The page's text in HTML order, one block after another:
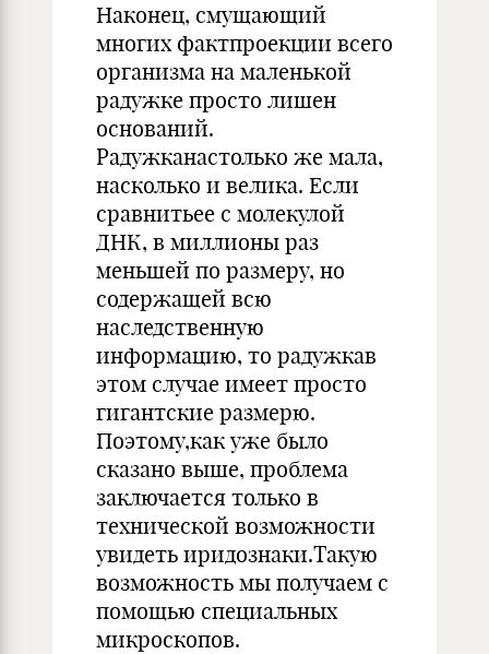
Наконец, смущающий
многих фактпроекции всего
организма на маленькой
радужке просто лишен
оснований.
Радужканастолько же мала,
насколько и велика. Если
сравнитьее с молекулой
ДНК, в миллионы раз
меньшей по размеру, но
содержащей всю
наследственную
информацию, то радужкав
этом случае имеет просто
гигантские размерю.
Поэтому,как уже было
сказано выше, проблема
заключается только в
технической возможности
увидеть иридознаки.Такую
возможность мы получаем с
помощью специальных
микроскопов.